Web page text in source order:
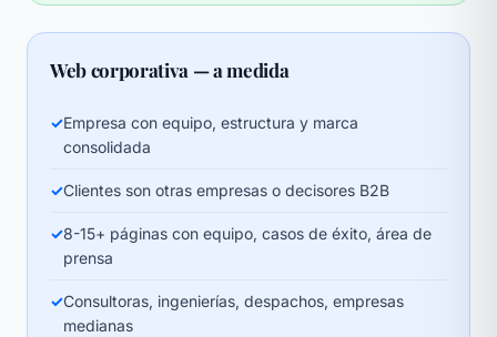
Web corporativa — a medida
✓Empresa con equipo, estructura y marca
consolidada
✓Clientes son otras empresas o decisores B2B
✓8-15+ páginas con equipo, casos de éxito, área de
prensa
✓Consultoras, ingenierías, despachos, empresas
medianas